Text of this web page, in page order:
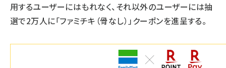
用するユーザーにはもれなく、それ以外のユーザーには抽
選で2万人に「ファミチキ（骨なし）」クーポンを進呈する。